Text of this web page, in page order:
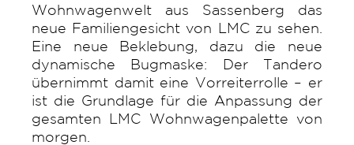
Wohnwagenwelt aus Sassenberg das
neue Familiengesicht von LMC zu sehen.
Eine neue Beklebung, dazu die neue
dynamische Bugmaske: Der Tandero
übernimmt damit eine Vorreiterrolle – er
ist die Grundlage für die Anpassung der
gesamten LMC Wohnwagenpalette von
morgen.